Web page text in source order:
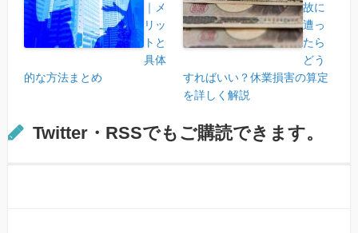
｜メ
リッ
トと
具体
的な方法まとめ
故に
遭っ
たら
どう
すればいい？休業損害の算定
を詳しく解説
Twitter・RSSでもご購読できます。